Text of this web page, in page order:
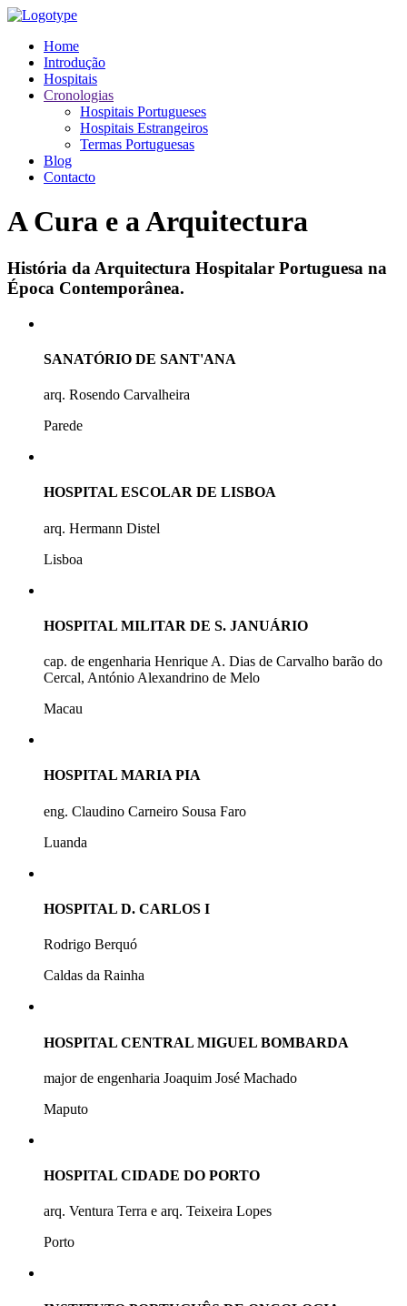
Home
Introdução
Hospitais
Cronologias
Hospitais Portugueses
Hospitais Estrangeiros
Termas Portuguesas
Blog
Contacto
A Cura e a Arquitectura
História da Arquitectura Hospitalar Portuguesa na
Época Contemporânea.
SANATÓRIO DE SANT'ANA
arq. Rosendo Carvalheira
Parede
HOSPITAL ESCOLAR DE LISBOA
arq. Hermann Distel
Lisboa
HOSPITAL MILITAR DE S. JANUÁRIO
cap. de engenharia Henrique A. Dias de Carvalho barão do
Cercal, António Alexandrino de Melo
Macau
HOSPITAL MARIA PIA
eng. Claudino Carneiro Sousa Faro
Luanda
HOSPITAL D. CARLOS I
Rodrigo Berquó
Caldas da Rainha
HOSPITAL CENTRAL MIGUEL BOMBARDA
major de engenharia Joaquim José Machado
Maputo
HOSPITAL CIDADE DO PORTO
arq. Ventura Terra e arq. Teixeira Lopes
Porto